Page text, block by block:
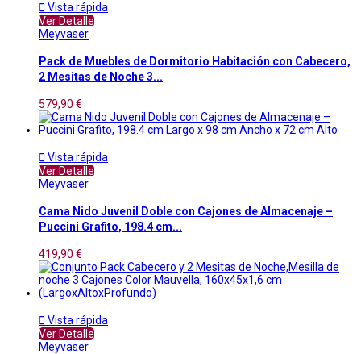
 Vista rápida
Ver Detalle
Meyvaser
Pack de Muebles de Dormitorio Habitación con Cabecero,
2 Mesitas de Noche 3...
579,90 €
 Vista rápida
Ver Detalle
Meyvaser
Cama Nido Juvenil Doble con Cajones de Almacenaje –
Puccini Grafito, 198.4 cm...
419,90 €
 Vista rápida
Ver Detalle
Meyvaser